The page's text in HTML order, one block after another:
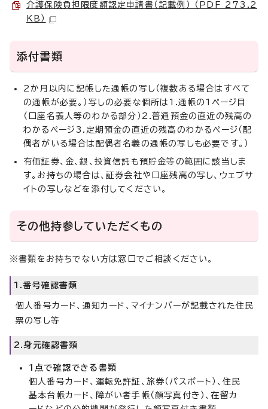
介護保険負担限度額認定申請書（記載例） （PDF 273.2
KB）
添付書類
2か月以内に記帳した通帳の写し（複数ある場合はすべて
の通帳が必要。）写しの必要な個所は1.通帳の1ページ目
（口座名義人等のわかる部分）2.普通預金の直近の残高の
わかるページ3.定期預金の直近の残高のわかるページ（配
偶者がいる場合は配偶者名義の通帳の写しも必要です。）
有価証券、金、銀、投資信託も預貯金等の範囲に該当しま
す。お持ちの場合は、証券会社や口座残高の写し、ウェブサ
イトの写しなどを添付してください。
その他持参していただくもの
※書類をお持ちでない方は窓口でご相談ください。
1.番号確認書類
個人番号カード、通知カード、マイナンバーが記載された住民
票の写し等
2.身元確認書類
1点で確認できる書類
個人番号カード、運転免許証、旅券（パスポート）、住民
基本台帳カード、障がい者手帳（顔写真付き）、在留カ